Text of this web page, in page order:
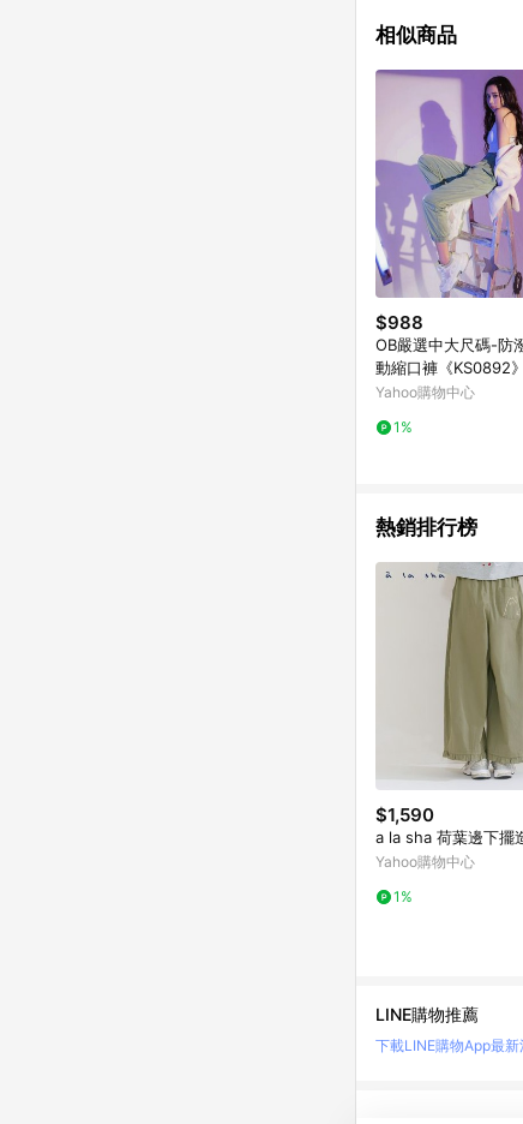
面顯示為準。 7.
品資料更新會有時
準。 9. 若有贈點爭
贈點回饋。 10. 部
紅包頁面規則為準。
相似商品
$988
OB嚴選中大尺碼-防
動縮口褲《KS0892》
Yahoo購物中心
1%
熱銷排行榜
$1,590
a la sha 荷葉邊下擺
Yahoo購物中心
1%
LINE購物推薦
下載LINE購物App最新